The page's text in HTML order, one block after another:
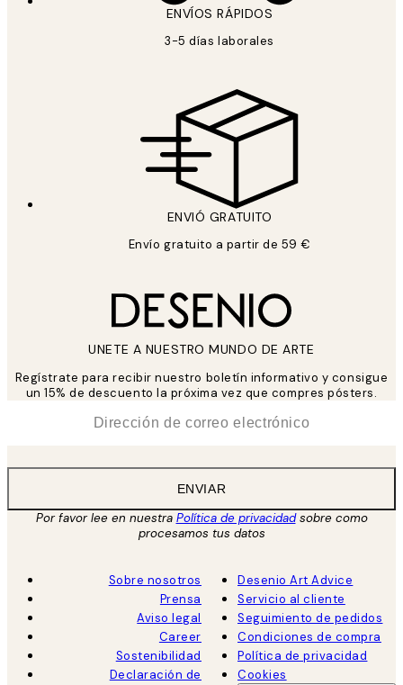
ENVÍOS RÁPIDOS
3-5 días laborales
ENVIÓ GRATUITO
Envío gratuito a partir de 59 €
UNETE A NUESTRO MUNDO DE ARTE
Regístrate para recibir nuestro boletín informativo y consigue
un 15% de descuento la próxima vez que compres pósters.
ENVIAR
Por favor lee en nuestra Política de privacidadsobre como
procesamos tus datos
Sobre nosotros
Prensa
Aviso legal
Career
Sostenibilidad
Declaración de
Desenio Art Advice
Servicio al cliente
Seguimiento de pedidos
Condiciones de compra
Política de privacidad
Cookies